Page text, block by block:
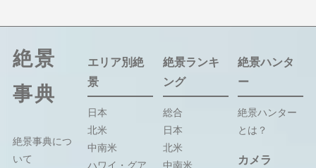
絶景
事典
絶景事典につ
いて
エリア別絶
景
日本
北米
中南米
ハワイ・グア
絶景ランキ
ング
総合
日本
北米
中南米
絶景ハンタ
ー
絶景ハンター
とは？
カメラ